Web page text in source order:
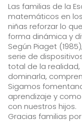
Las familias de la
matemáticos en
niñas reforzar lo
forma dinámica y
Según Piaget
serie de
total de la
dominarla,
Sigamos
aprendizaje y
con nuestros hijos.
Gracias familias